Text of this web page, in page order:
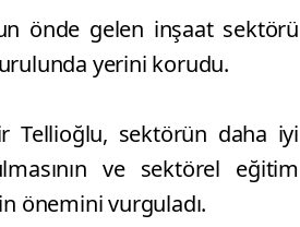
önde gelen inşaat sektörü
yerini korudu.
Tellioğlu, sektörün daha iyi
ve sektörel eğitim
önemini vurguladı.